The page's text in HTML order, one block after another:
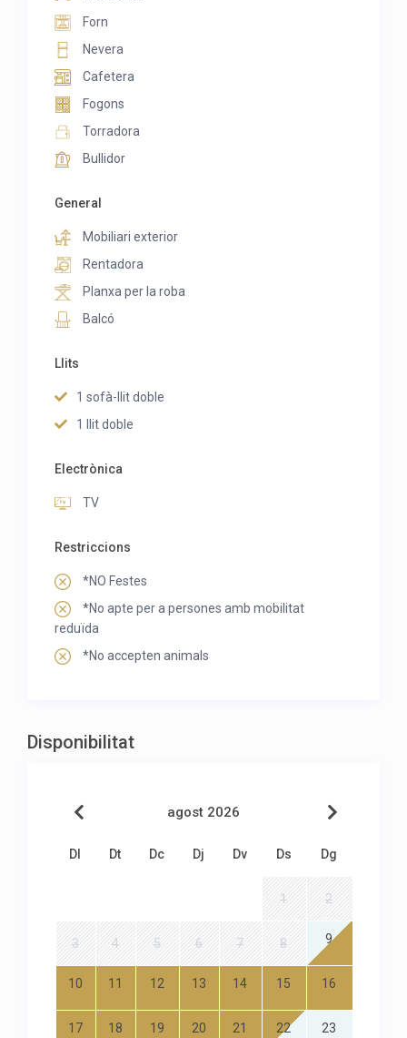
Forn
Nevera
Cafetera
Fogons
Torradora
Bullidor
General
Mobiliari exterior
Rentadora
Planxa per la roba
Balcó
Llits
1 sofà-llit doble
1 llit doble
Electrònica
TV
Restriccions
*NO Festes
*No apte per a persones amb mobilitat
reduïda
*No accepten animals
Disponibilitat
agost 2026
Dl Dt Dc Dj Dv Ds Dg
1 2
3 4 5 6 7 8 9
10 11 12 13 14 15 16
17 18 19 20 21 22 23